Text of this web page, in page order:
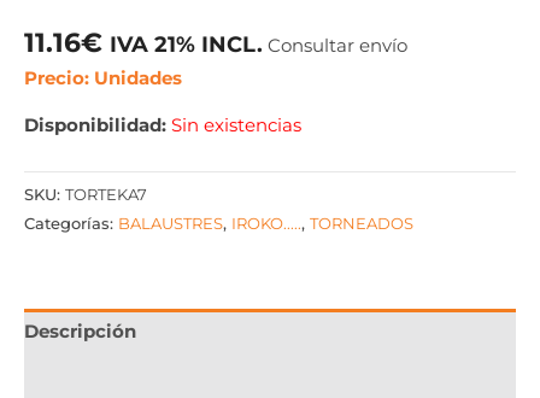
11.16€ IVA 21% INCL. Consultar envío
Precio: Unidades
Disponibilidad: Sin existencias
SKU: TORTEKA7
Categorías: BALAUSTRES, IROKO....., TORNEADOS
Descripción